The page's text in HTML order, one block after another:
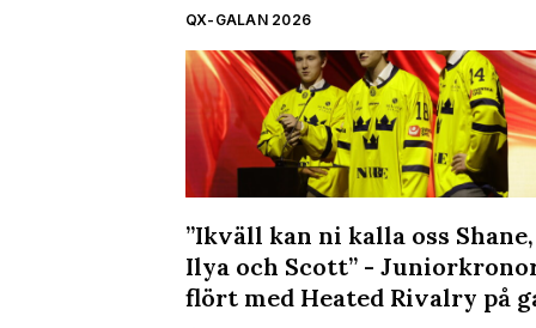
QX-GALAN 2026
”Ikväll kan ni kalla oss Shane,
Ilya och Scott” -
flört med Heated Rivalry på